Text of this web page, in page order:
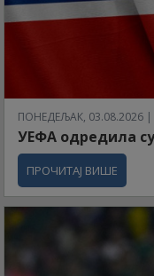
ПОНЕДЕЉАК, 03.08.2026 |
УЕФА одредила
ПРОЧИТАЈ ВИШЕ